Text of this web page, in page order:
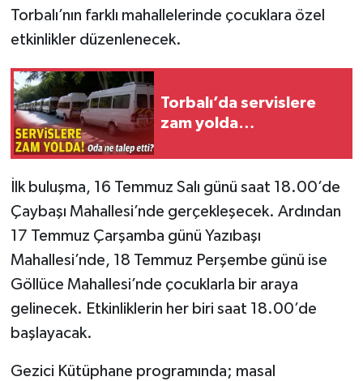
Torbalı’nın farklı mahallelerinde çocuklara özel
etkinlikler düzenlenecek.
Torbalı’da servislere
zam yolda…
İlk buluşma, 16 Temmuz Salı günü saat 18.00’de
Çaybaşı Mahallesi’nde gerçekleşecek. Ardından
17 Temmuz Çarşamba günü Yazıbaşı
Mahallesi’nde, 18 Temmuz Perşembe günü ise
Göllüce Mahallesi’nde çocuklarla bir araya
gelinecek. Etkinliklerin her biri saat 18.00’de
başlayacak.
Gezici Kütüphane programında; masal